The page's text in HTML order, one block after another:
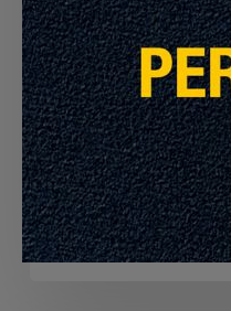
Pengumuman
MRT
PYL,
KGL
AND
MRLAPPOINTMENT OF
PERFORM THE
MRT PYL, KGL AND
Julai 30, 2026